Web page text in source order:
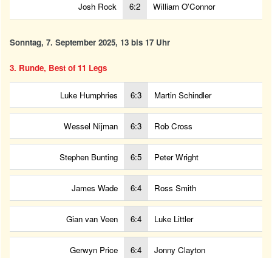
Josh Rock 6:2 William O'Connor
Sonntag, 7. September 2025, 13 bis 17 Uhr
3. Runde, Best of 11 Legs
Luke Humphries 6:3 Martin Schindler
Wessel Nijman 6:3 Rob Cross
Stephen Bunting 6:5 Peter Wright
James Wade 6:4 Ross Smith
Gian van Veen 6:4 Luke Littler
Gerwyn Price 6:4 Jonny Clayton